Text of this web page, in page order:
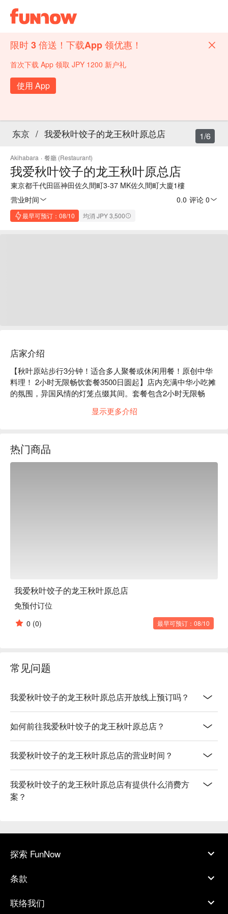
限时 3 倍送！下载App 领优惠！
首次下载 App 领取 JPY 1200 新户礼
使用 App
东京 / 我爱秋叶饺子的龙王秋叶原总店
Akihabara · 餐廳 (Restaurant)
我爱秋叶饺子的龙王秋叶原总店
東京都千代田區神田佐久間町3-37 MK佐久間町大廈1樓
营业时间
0.0 评论 0
最早可预订：08/10 均消 JPY 3,500
1/6
店家介绍
【秋叶原站步行3分钟！适合多人聚餐或休闲用餐！原创中华
料理！ 2小时无限畅饮套餐3500日圆起】店内充满中华小吃摊
的氛围，异国风情的灯笼点缀其间。套餐包含2小时无限畅
「黑炒饭」等原创中华料理，以及种类丰富的饮品。本店提供
※ 内容由 AI 翻译而成
显示更多介绍
热门商品
我爱秋叶饺子的龙王秋叶原总店
免预付订位
0 (0) 最早可预订：08/10
常见问题
我爱秋叶饺子的龙王秋叶原总店开放线上预订吗？
如何前往我爱秋叶饺子的龙王秋叶原总店？
我爱秋叶饺子的龙王秋叶原总店的营业时间？
我爱秋叶饺子的龙王秋叶原总店有提供什么消费方
案？
探索 FunNow
条款
联络我们